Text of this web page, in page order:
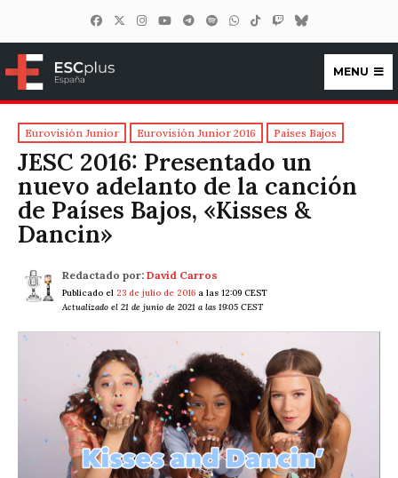
ESCplus España
MENU
Eurovisión Junior Eurovisión Junior 2016 Países Bajos
JESC 2016: Presentado un
nuevo adelanto de la canción
de Países Bajos, «Kisses &
Dancin»
Redactado por: David Carros
Publicado el 23 de julio de 2016 a las 12:09 CEST
Actualizado el 21 de junio de 2021 a las 19:05 CEST